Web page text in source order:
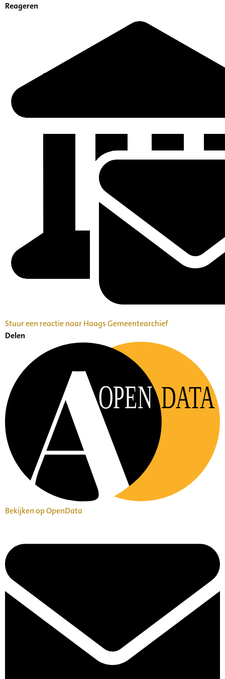
Reageren
Stuur een reactie naar Haags Gemeentearchief
Delen
OPEN DATA
Bekijken op OpenData